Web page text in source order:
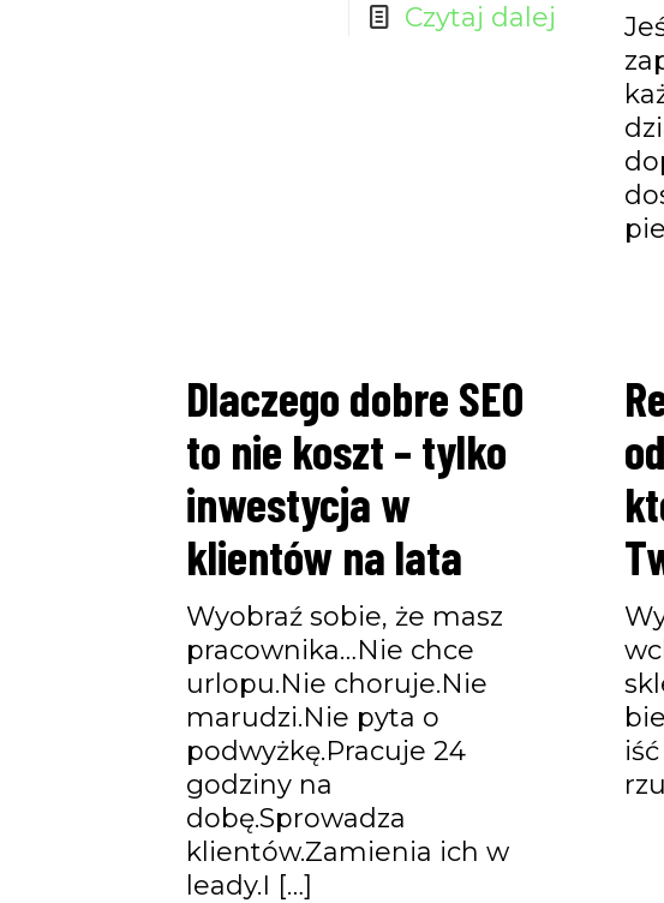
Czytaj dalej
Dlaczego dobre SEO
to nie koszt – tylko
inwestycja w
klientów na lata
Wyobraź sobie, że masz
pracownika…Nie chce
urlopu.Nie choruje.Nie
marudzi.Nie pyta o
podwyżkę.Pracuje 24
godziny na
dobę.Sprowadza
klientów.Zamienia ich w
leady.I […]